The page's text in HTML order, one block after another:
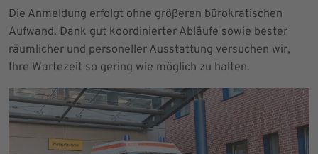
Die Anmeldung erfolgt ohne größeren bürokratischen
Aufwand. Dank gut koordinierter Abläufe sowie bester
räumlicher und personeller Ausstattung versuchen wir,
Ihre Wartezeit so gering wie möglich zu halten.